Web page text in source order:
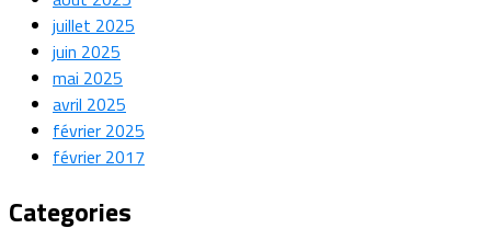
juillet 2025
juin 2025
mai 2025
avril 2025
février 2025
février 2017
Categories